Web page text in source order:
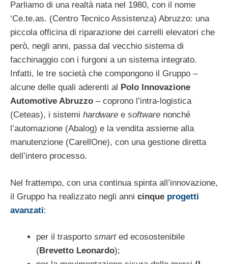
Parliamo di una realtà nata nel 1980, con il nome
‘Ce.te.as. (Centro Tecnico Assistenza) Abruzzo: una
piccola officina di riparazione dei carrelli elevatori che
però, negli anni, passa dal vecchio sistema di
facchinaggio con i furgoni a un sistema integrato.
Infatti, le tre società che compongono il Gruppo –
alcune delle quali aderenti al Polo Innovazione
Automotive Abruzzo – coprono l’intra-logistica
(Ceteas), i sistemi hardware e software nonché
l’automazione (Abalog) e la vendita assieme alla
manutenzione (CarellOne), con una gestione diretta
dell’intero processo.
Nel frattempo, con una continua spinta all’innovazione,
il Gruppo ha realizzato negli anni cinque progetti
avanzati:
per il trasporto smarted ecosostenibile
(Brevetto Leonardo);